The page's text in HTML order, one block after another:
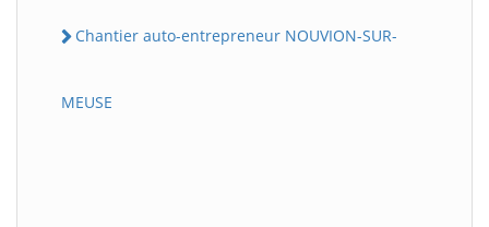
Chantier auto-entrepreneur NOUVION-SUR-
MEUSE